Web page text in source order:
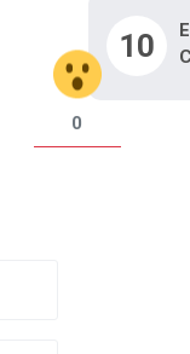
0
10